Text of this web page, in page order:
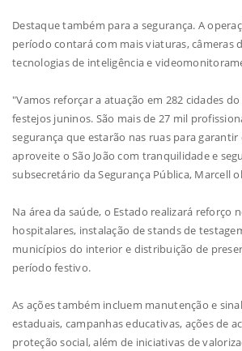
Destaque também para a segurança. A
período contará com mais viaturas, câmeras
tecnologias de inteligência e
"Vamos reforçar a atuação em 282 cidades
festejos juninos. São mais de 27 mil
segurança que estarão nas ruas para garantir
aproveite o São João com tranquilidade e
subsecretário da Segurança Pública, Marcell
Na área da saúde, o Estado realizará reforço
hospitalares, instalação de stands de
municípios do interior e distribuição de
período festivo.
As ações também incluem manutenção e
estaduais, campanhas educativas, ações de
proteção social, além de iniciativas de